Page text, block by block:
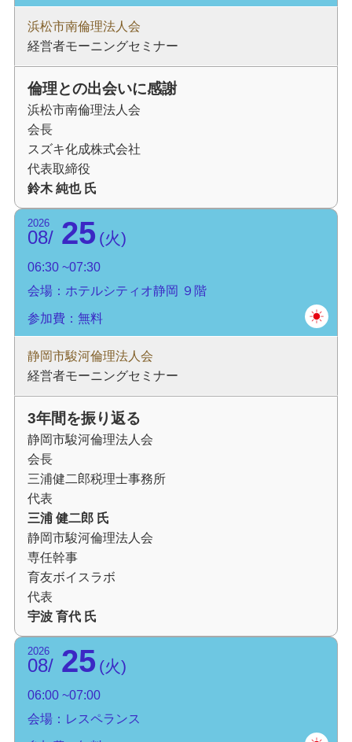
浜松市南倫理法人会
経営者モーニングセミナー
倫理との出会いに感謝
浜松市南倫理法人会
会長
スズキ化成株式会社
代表取締役
鈴木 純也 氏
2026
08 25 火
06:30
07:30
会場：ホテルシティオ静岡 ９階
参加費：無料
静岡市駿河倫理法人会
経営者モーニングセミナー
3年間を振り返る
静岡市駿河倫理法人会
会長
三浦健二郎税理士事務所
代表
三浦 健二郎 氏
静岡市駿河倫理法人会
専任幹事
育友ボイスラボ
代表
宇波 育代 氏
2026
08 25 火
06:00
07:00
会場：レスペランス